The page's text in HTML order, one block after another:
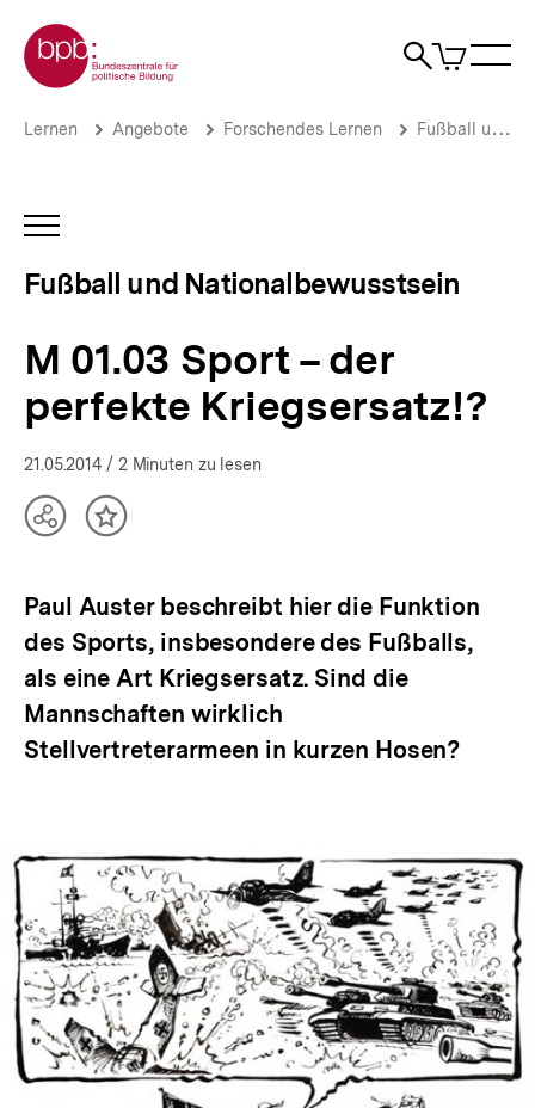
zum
Seiteninhalt
springen
Zur Startseite der bpb
Suche
Artikel
im
der
perfekte
Kriegsersatz!?
Nationalbewusstsein
bpb.de
Brotkrümelnavigation
Pfadnavigation
Lernen Angebote Forschendes Lernen Fußball und Nationalbewusstsein
INHALTSNAVIGATION
Fußball und Nationalbewusstsein
M 01.03 Sport – der
perfekte Kriegsersatz!?
21.05.2014 / 2 Minuten zu lesen
TeilenInhalt
Paul Auster beschreibt hier die Funktion
des Sports, insbesondere des Fußballs,
als eine Art Kriegsersatz. Sind die
Mannschaften wirklich
Stellvertreterarmeen in kurzen Hosen?